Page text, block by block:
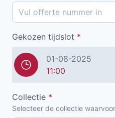
Gekozen tijdslot *
01-08-2025
11:00
Collectie *
Selecteer de collectie